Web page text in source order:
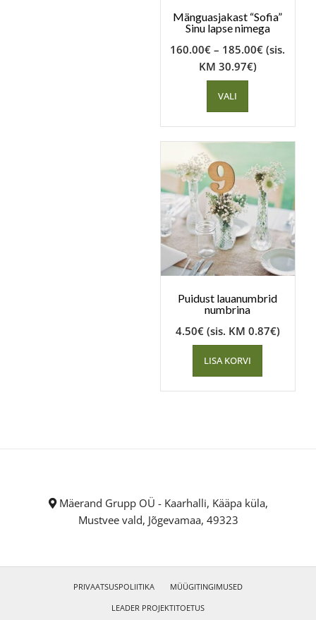
Mänguasjakast “Sofia”
Sinu lapse nimega
160.00€ – 185.00€ (sis.
KM 30.97€)
VALI
Puidust lauanumbrid
numbrina
4.50€ (sis. KM 0.87€)
LISA KORVI
Mäerand Grupp OÜ - Kaarhalli, Kääpa küla,
Mustvee vald, Jõgevamaa, 49323
PRIVAATSUSPOLIITIKA
MÜÜGITINGIMUSED
LEADER PROJEKTITOETUS